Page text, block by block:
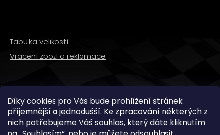
Díky cookies pro Vás bude prohlížení stránek
příjemnější a jednodušší. Ke zpracování některých z
nich potřebujeme Váš souhlas, který dáte kliknutím
Tabulka velikostí
Vrácení zboží a reklamace
SLEDUJTE NÁS